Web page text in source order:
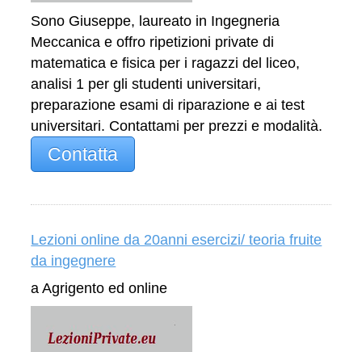
Sono Giuseppe, laureato in Ingegneria
Meccanica e offro ripetizioni private di
matematica e fisica per i ragazzi del liceo,
analisi 1 per gli studenti universitari,
preparazione esami di riparazione e ai test
universitari. Contattami per prezzi e modalità.
Contatta
Lezioni online da 20anni esercizi/ teoria fruite
da ingegnere
a Agrigento ed online